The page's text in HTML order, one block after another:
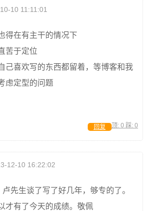
10 11:11:01
得在有主干的情况下
苦于定位
己喜欢写的东西都留着，等博客和我
虑定型的问题
顶: 0 踩: 0
回复
12-10 16:22:02
先生谈了写了好几年，够专的了。
才有了今天的成绩。敬佩